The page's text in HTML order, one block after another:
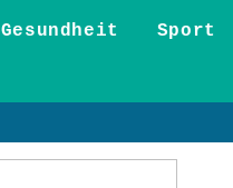
Gesundheit Sport